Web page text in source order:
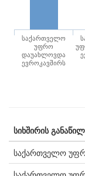
საქართველო
უფრო
დაუახლოვდა
ევროკავშირს
სიხშირის
საქართველო